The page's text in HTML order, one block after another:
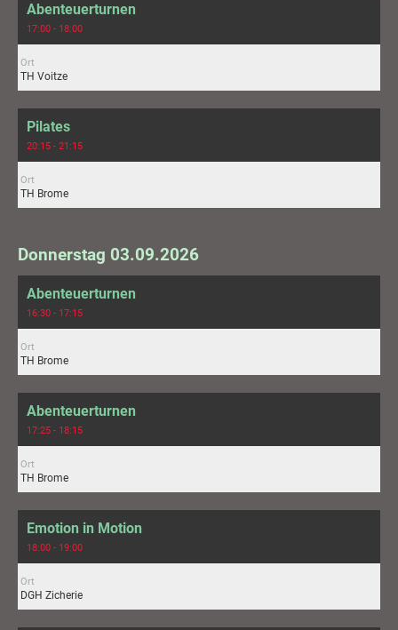
Abenteuerturnen
17:00 - 18:00
Ort
TH Voitze
Pilates
20:15 - 21:15
Ort
TH Brome
Donnerstag 03.09.2026
Abenteuerturnen
16:30 - 17:15
Ort
TH Brome
Abenteuerturnen
17:25 - 18:15
Ort
TH Brome
Emotion in Motion
18:00 - 19:00
Ort
DGH Zicherie